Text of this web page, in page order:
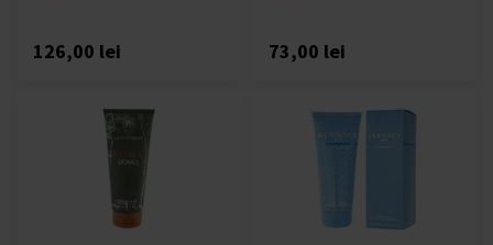
126,00 lei 73,00 lei